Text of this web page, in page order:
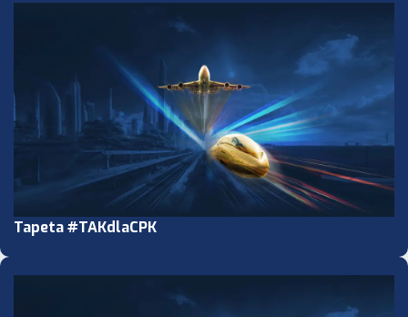
Tapeta #TAKdlaCPK